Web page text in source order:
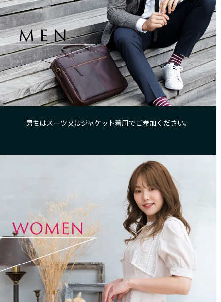
男性はスーツ又はジャケット着用でご参加ください。